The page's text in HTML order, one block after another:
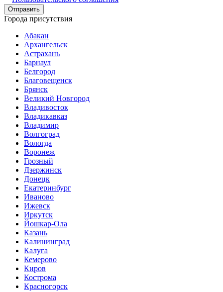
Города присутствия
Абакан
Архангельск
Астрахань
Барнаул
Белгород
Благовещенск
Брянск
Великий Новгород
Владивосток
Владикавказ
Владимир
Волгоград
Вологда
Воронеж
Грозный
Дзержинск
Донецк
Екатеринбург
Иваново
Ижевск
Иркутск
Йошкар-Ола
Казань
Калининград
Калуга
Кемерово
Киров
Кострома
Красногорск